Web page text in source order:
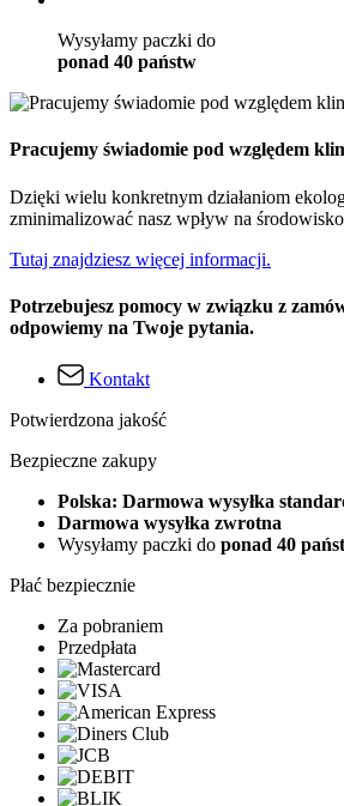
Wysyłamy paczki do
ponad 40 państw
Pracujemy świadomie pod względem
Dzięki wielu konkretnym działaniom
zminimalizować nasz wpływ na
Tutaj znajdziesz więcej informacji.
Potrzebujesz pomocy w związku z
odpowiemy na Twoje pytania.
Kontakt
Potwierdzona jakość
Bezpieczne zakupy
Polska: Darmowa wysyłka
Darmowa wysyłka zwrotna
Wysyłamy paczki do ponad 40
Płać bezpiecznie
Za pobraniem
Przedpłata